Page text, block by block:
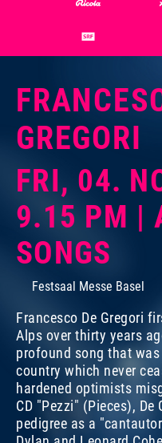
GREGORI
FRI, 04.
9.15 PM |
SONGS
Festsaal Messe Basel
Francesco De Gregori
Alps over thirty years
profound song that
country which never
hardened optimists
CD "Pezzi" (Pieces),
pedigree as a